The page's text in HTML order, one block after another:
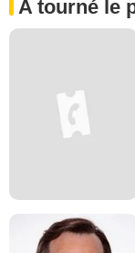
A tourné le